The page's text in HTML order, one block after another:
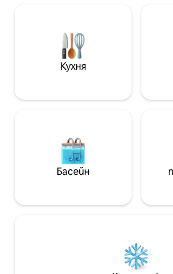
използват матраци за под. Като
подарък за добре дошли включвам
няколко чаши за кафе, захар /
подсладител и бутилирана вода. С
къпе на утринна слънчева
кухнята, която е компактна, се
уверихме, че е много пълна с
фурна, микровълнова печка,
хладилник, чинии и прибори, за да
домашно приготвена храна след
пресни плодове и зеленчуци)
Мецанинската спалня, до която се
стига чрез спираловидно
Кухня
Басейн